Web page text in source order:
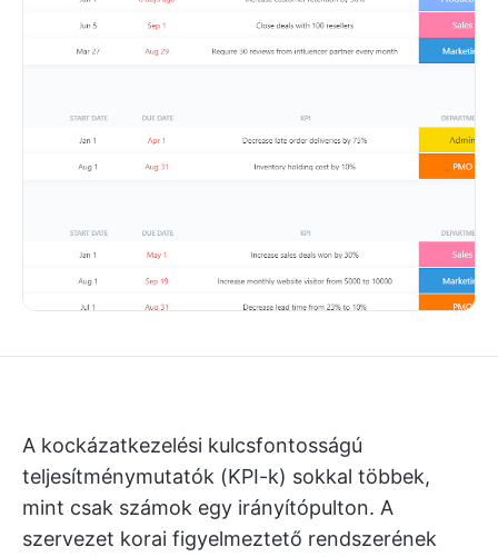
A kockázatkezelési kulcsfontosságú
teljesítménymutatók (KPI-k) sokkal többek,
mint csak számok egy irányítópulton. A
szervezet korai figyelmeztető rendszerének